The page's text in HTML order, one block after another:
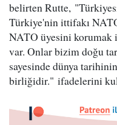
belirten Rutte,
Türkiye'nin ittifakı
NATO üyesini korumak
var. Onlar bizim doğu
sayesinde dünya
birliğidir." ifadelerini